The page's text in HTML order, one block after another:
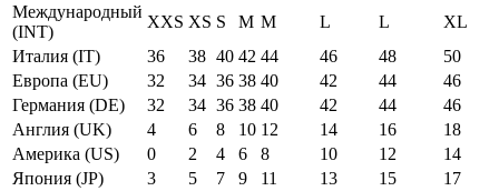
Международный
(INT)
XXS XS S M M L L
XL
Италия (IT)
36 38 40 42 44 46 48
50
Европа (EU)
32 34 36 38 40 42 44
46
Германия (DE)
32 34 36 38 40 42 44
46
Англия (UK)
4 6 8 10 12 14 16
18
Америка (US)
0 2 4 6 8 10 12
14
Япония (JP)
3 5 7 9 11 13 15
17